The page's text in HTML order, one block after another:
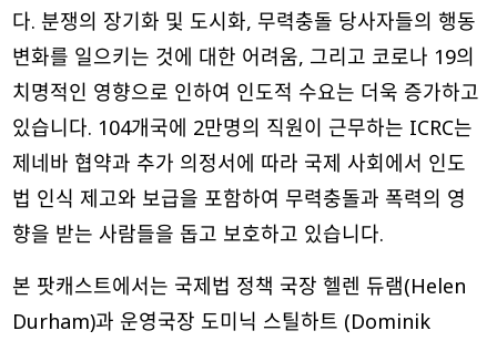
다. 분쟁의 장기화 및 도시화, 무력충돌 당사자들의 행동
변화를 일으키는 것에 대한 어려움, 그리고 코로나 19의
치명적인 영향으로 인하여 인도적 수요는 더욱 증가하고
있습니다. 104개국에 2만명의 직원이 근무하는 ICRC는
제네바 협약과 추가 의정서에 따라 국제 사회에서 인도
법 인식 제고와 보급을 포함하여 무력충돌과 폭력의 영
향을 받는 사람들을 돕고 보호하고 있습니다.
본 팟캐스트에서는 국제법 정책 국장 헬렌 듀램(Helen
Durham)과 운영국장 도미닉 스틸하트 (Dominik